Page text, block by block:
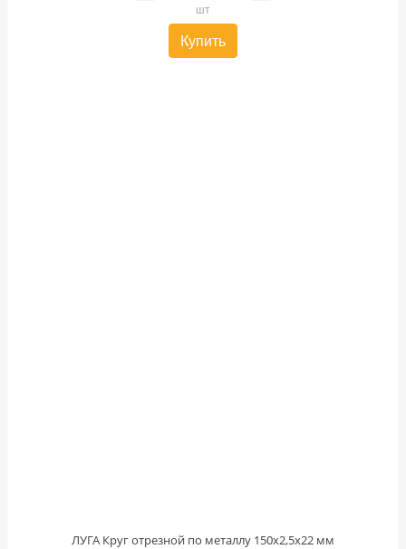
шт
Купить
ЛУГА Круг отрезной по металлу 150х2,5х22 мм